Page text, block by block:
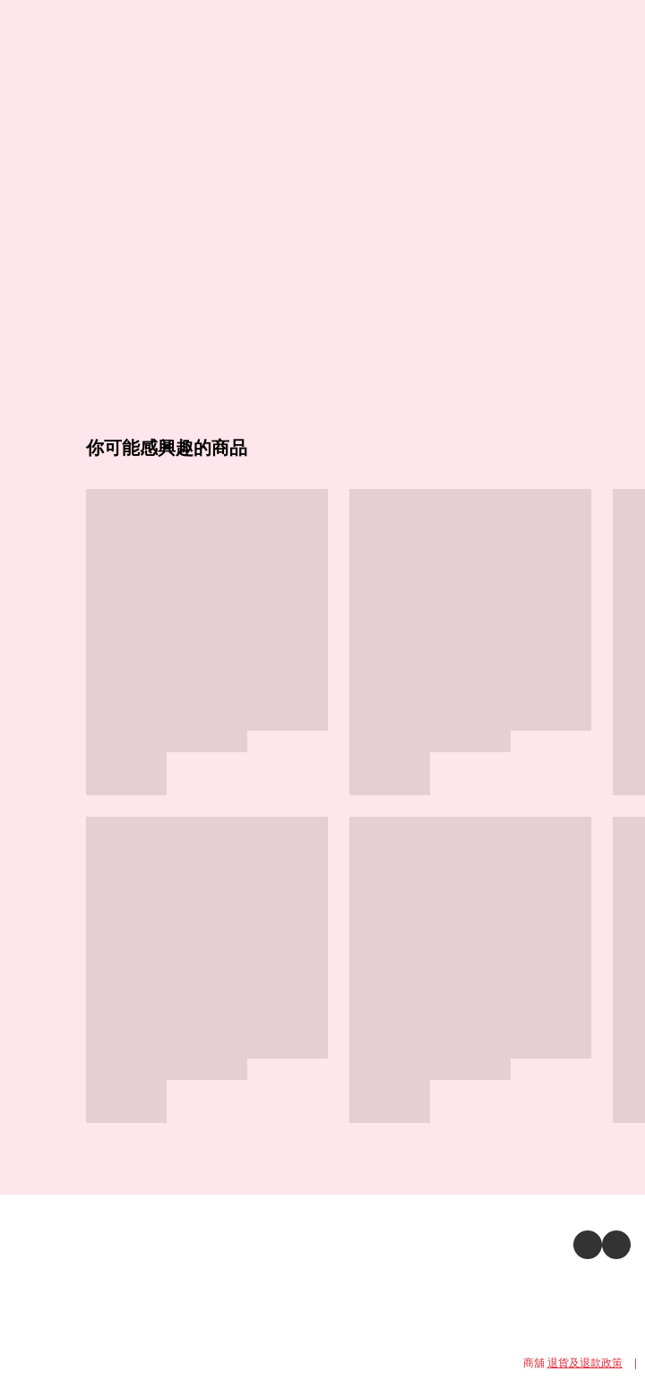
你可能感興趣的商品
商舖 退貨及退款政策